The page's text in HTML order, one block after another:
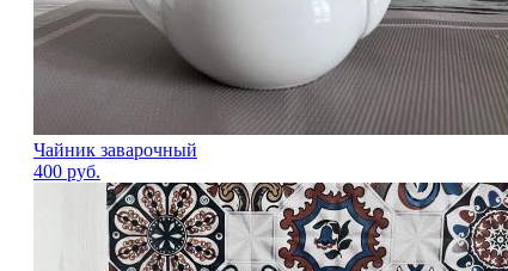
Чайник заварочный
400 руб.